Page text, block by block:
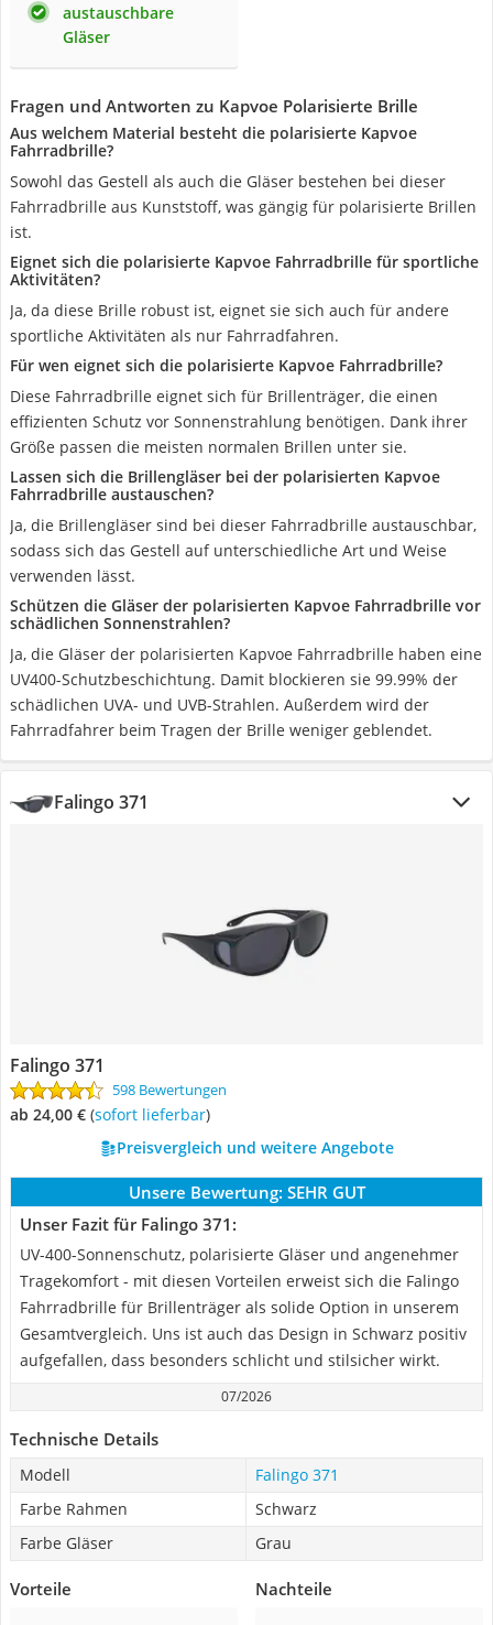
austauschbare
Gläser
Fragen und Antworten zu Kapvoe Polarisierte Brille
Aus welchem Material besteht die polarisierte Kapvoe
Fahrradbrille?
Sowohl das Gestell als auch die Gläser bestehen bei dieser
Fahrradbrille aus Kunststoff, was gängig für polarisierte Brillen
ist.
Eignet sich die polarisierte Kapvoe Fahrradbrille für sportliche
Aktivitäten?
Ja, da diese Brille robust ist, eignet sie sich auch für andere
sportliche Aktivitäten als nur Fahrradfahren.
Für wen eignet sich die polarisierte Kapvoe Fahrradbrille?
Diese Fahrradbrille eignet sich für Brillenträger, die einen
effizienten Schutz vor Sonnenstrahlung benötigen. Dank ihrer
Größe passen die meisten normalen Brillen unter sie.
Lassen sich die Brillengläser bei der polarisierten Kapvoe
Fahrradbrille austauschen?
Ja, die Brillengläser sind bei dieser Fahrradbrille austauschbar,
sodass sich das Gestell auf unterschiedliche Art und Weise
verwenden lässt.
Schützen die Gläser der polarisierten Kapvoe Fahrradbrille vor
schädlichen Sonnenstrahlen?
Ja, die Gläser der polarisierten Kapvoe Fahrradbrille haben eine
UV400-Schutzbeschichtung. Damit blockieren sie 99.99% der
schädlichen UVA- und UVB-Strahlen. Außerdem wird der
Fahrradfahrer beim Tragen der Brille weniger geblendet.
Falingo 371
Falingo 371
598 Bewertungen
ab 24,00 € ( Sofort lieferbar)
Preisvergleich und weitere Angebote
Unsere Bewertung: SEHR GUT
Unser Fazit für Falingo 371:
UV-400-Sonnenschutz, polarisierte Gläser und angenehmer
Tragekomfort - mit diesen Vorteilen erweist sich die Falingo
Fahrradbrille für Brillenträger als solide Option in unserem
Gesamtvergleich. Uns ist auch das Design in Schwarz positiv
aufgefallen, dass besonders schlicht und stilsicher wirkt.
07/2026
Technische Details
Modell
Falingo 371
Farbe Rahmen
Schwarz
Farbe Gläser
Grau
Vorteile Nachteile